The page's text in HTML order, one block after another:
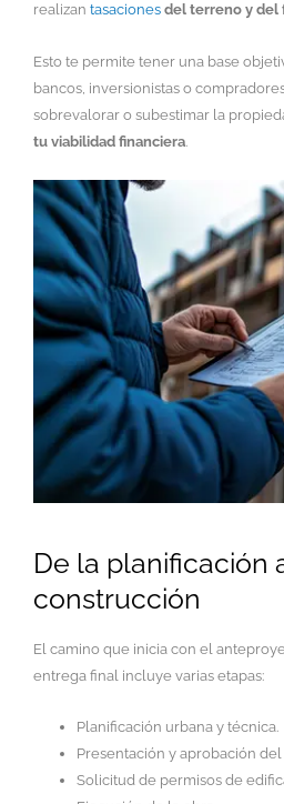
realizan tasaciones del terreno y
Esto te permite tener una base
bancos, inversionistas o
sobrevalorar o subestimar la
tu viabilidad financiera
De la planificación
construcción
El camino que inicia con el
entrega final incluye varias etapas:
Planificación urbana y técnica.
Presentación y aprobación
Solicitud de permisos de